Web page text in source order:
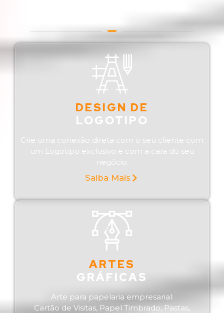
DESIGN DE
LOGOTIPO
Crie uma conexão direta com o seu cliente com
um Logotipo exclusivo e com a cara do seu
negócio.
Saiba Mais
ARTES
GRÁFICAS
Arte para papelaria empresarial:
Cartão de Visitas, Papel Timbrado, Pastas,